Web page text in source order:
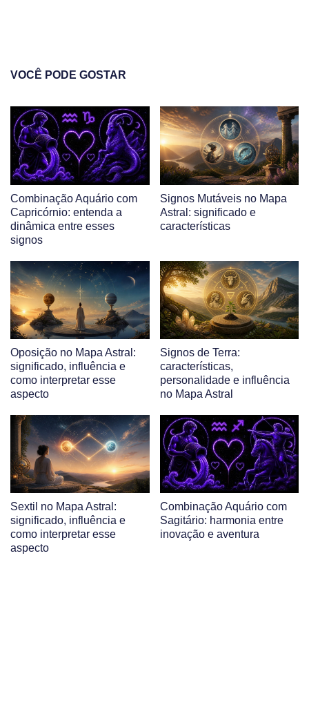
VOCÊ PODE GOSTAR
Combinação Aquário com
Capricórnio: entenda a
dinâmica entre esses
signos
Signos Mutáveis no Mapa
Astral: significado e
características
Oposição no Mapa Astral:
significado, influência e
como interpretar esse
aspecto
Signos de Terra:
características,
personalidade e influência
no Mapa Astral
Sextil no Mapa Astral:
significado, influência e
como interpretar esse
aspecto
Combinação Aquário com
Sagitário: harmonia entre
inovação e aventura